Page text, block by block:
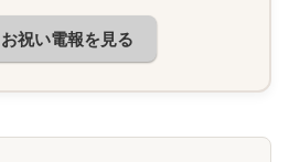
祝い電報を見る